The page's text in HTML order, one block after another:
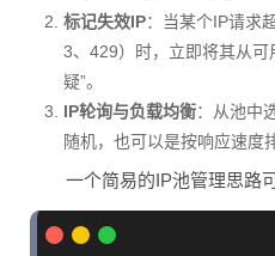
标记失效IP：当某个IP请求
3、429）时，立即将其从可
疑”。
IP轮询与负载均衡：从池中
随机，也可以是按响应速度
一个简易的IP池管理思路